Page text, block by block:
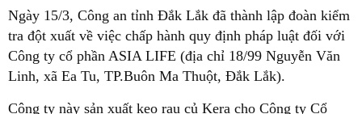
Ngày 15/3, Công an tỉnh Đắk Lắk đã thành lập đoàn kiểm
tra đột xuất về việc chấp hành quy định pháp luật đối với
Công ty cổ phần ASIA LIFE (địa chỉ 18/99 Nguyễn Văn
Linh, xã Ea Tu, TP.Buôn Ma Thuột, Đắk Lắk).
Công ty này sản xuất kẹo rau củ Kera cho Công ty Cổ